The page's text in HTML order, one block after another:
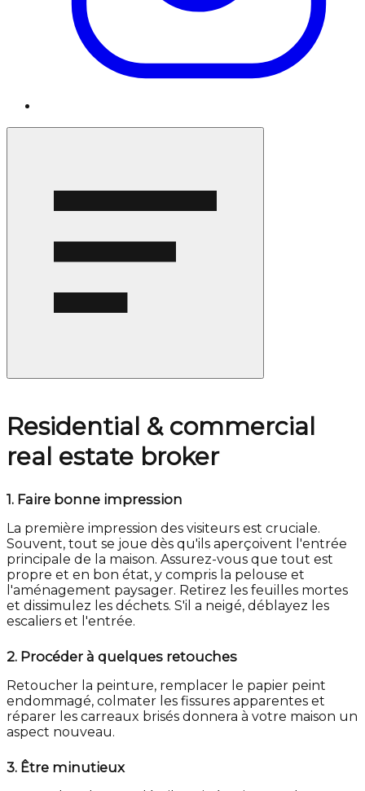
Residential & commercial
real estate broker
1. Faire bonne impression
La première impression des visiteurs est cruciale.
Souvent, tout se joue dès qu'ils aperçoivent l'entrée
principale de la maison. Assurez-vous que tout est
propre et en bon état, y compris la pelouse et
l'aménagement paysager. Retirez les feuilles mortes
et dissimulez les déchets. S'il a neigé, déblayez les
escaliers et l'entrée.
2. Procéder à quelques retouches
Retoucher la peinture, remplacer le papier peint
endommagé, colmater les fissures apparentes et
réparer les carreaux brisés donnera à votre maison un
aspect nouveau.
3. Être minutieux